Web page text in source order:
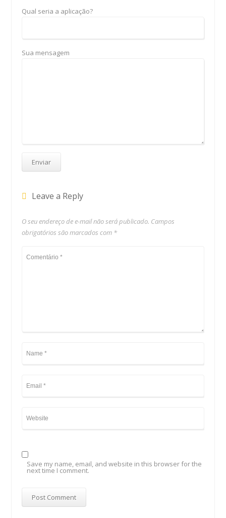
Qual seria a aplicação?
Sua mensagem
Leave a Reply
O seu endereço de e-mail não será publicado. Campos
obrigatórios são marcados com *
Save my name, email, and website in this browser for the
next time I comment.